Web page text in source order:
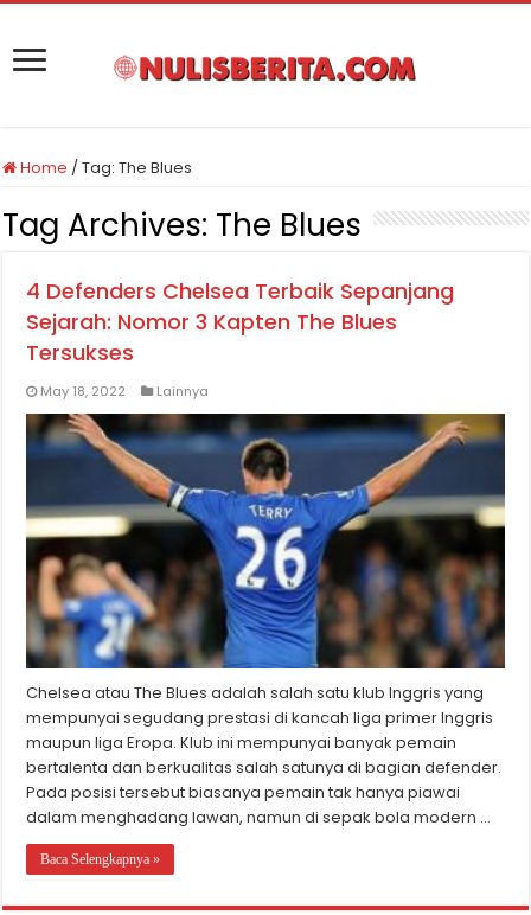
Home /Tag:The Blues
Tag Archives: The Blues
4 Defenders Chelsea Terbaik Sepanjang
Sejarah: Nomor 3 Kapten The Blues
Tersukses
May 18, 2022 Lainnya
Chelsea atau The Blues adalah salah satu klub Inggris yang
mempunyai segudang prestasi di kancah liga primer Inggris
maupun liga Eropa. Klub ini mempunyai banyak pemain
bertalenta dan berkualitas salah satunya di bagian defender.
Pada posisi tersebut biasanya pemain tak hanya piawai
dalam menghadang lawan, namun di sepak bola modern …
Baca Selengkapnya »